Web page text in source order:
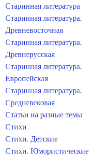
Старинная литература
Старинная литература.
Древневосточная
Старинная литература.
Древнерусская
Старинная литература.
Европейская
Старинная литература.
Средневековая
Статьи на разные темы
Стихи
Стихи. Детские
Стихи. Юмористические